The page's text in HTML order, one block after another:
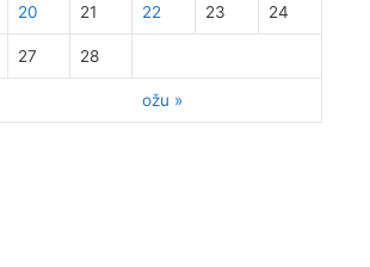
ožu »
20 21 22 23 24
27 28